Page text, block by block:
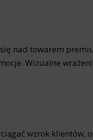
nad towarem
Wizualne
wzrok klientów,